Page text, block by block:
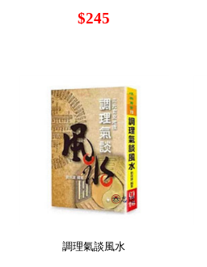
$245
調理氣談風水